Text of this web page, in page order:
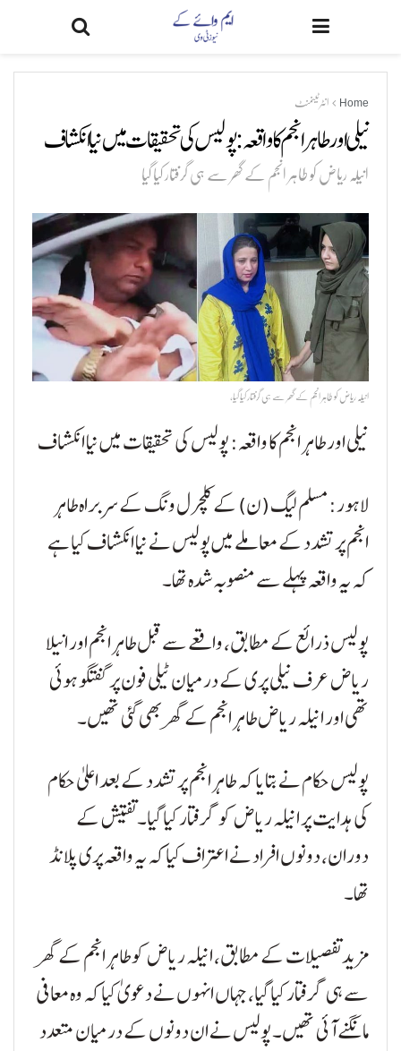
Home انٹرٹینمنٹ
نیلی اور طاہر انجم کا واقعہ: پولیس کی تحقیقات میں نیا انکشاف
انیلہ ریاض کو طاہر انجم کے گھر سے ہی گرفتار کیا گیا
انیلہ ریاض کو طاہر انجم کے گھر سے ہی گرفتار کیا گیا،
نیلی اور طاہر انجم کا واقعہ: پولیس کی تحقیقات میں نیا انکشاف
لاہور: مسلم لیگ (ن) کے کلچرل ونگ کے سربراہ طاہر
انجم پر تشدد کے معاملے میں پولیس نے نیا انکشاف کیا ہے
کہ یہ واقعہ پہلے سے منصوبہ شدہ تھا۔
پولیس ذرائع کے مطابق، واقعے سے قبل طاہر انجم اور انیلا
ریاض عرف نیلی پری کے درمیان ٹیلی فون پر گفتگو ہوئی
تھی اور انیلہ ریاض طاہر انجم کے گھر بھی گئی تھیں۔
پولیس حکام نے بتایا کہ طاہر انجم پر تشدد کے بعد اعلیٰ حکام
کی ہدایت پر انیلہ ریاض کو گرفتار کیا گیا۔ تفتیش کے
دوران، دونوں افراد نے اعتراف کیا کہ یہ واقعہ پری پلانڈ
تھا۔
مزید تفصیلات کے مطابق، انیلہ ریاض کو طاہر انجم کے گھر
سے ہی گرفتار کیا گیا، جہاں انہوں نے دعویٰ کیا کہ وہ معافی
مانگنے آئی تھیں۔ پولیس نے ان دونوں کے درمیان متعدد